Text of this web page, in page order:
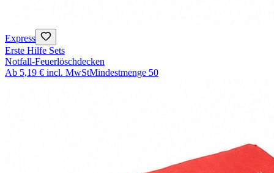
Express
Erste Hilfe Sets
Notfall-Feuerlöschdecken
Ab 5,19 € incl. MwStMindestmenge 50